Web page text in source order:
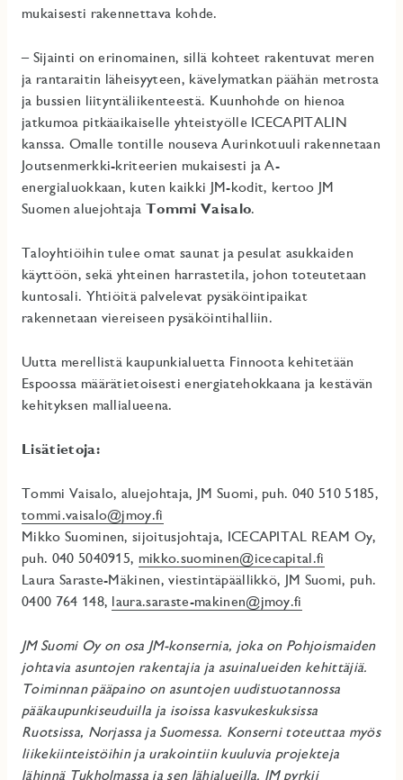
mukaisesti rakennettava kohde.
– Sijainti on erinomainen, sillä kohteet rakentuvat meren
ja rantaraitin läheisyyteen, kävelymatkan päähän metrosta
ja bussien liityntäliikenteestä. Kuunhohde on hienoa
jatkumoa pitkäaikaiselle yhteistyölle ICECAPITALIN
kanssa. Omalle tontille nouseva Aurinkotuuli rakennetaan
Joutsenmerkki-kriteerien mukaisesti ja A-
energialuokkaan, kuten kaikki JM-kodit, kertoo JM
Suomen aluejohtajaTommi Vaisalo.
Taloyhtiöihin tulee omat saunat ja pesulat asukkaiden
käyttöön, sekä yhteinen harrastetila, johon toteutetaan
kuntosali. Yhtiöitä palvelevat pysäköintipaikat
rakennetaan viereiseen pysäköintihalliin.
Uutta merellistä kaupunkialuetta Finnoota kehitetään
Espoossa määrätietoisesti energiatehokkaana ja kestävän
kehityksen mallialueena.
Lisätietoja:
Tommi Vaisalo, aluejohtaja, JM Suomi, puh. 040 510 5185,
tommi.vaisalo@jmoy.fi
Mikko Suominen, sijoitusjohtaja, ICECAPITAL REAM Oy,
puh. 040 5040915, mikko.suominen@icecapital.fi
Laura Saraste-Mäkinen, viestintäpäällikkö, JM Suomi, puh.
0400 764 148, laura.saraste-makinen@jmoy.fi
JM Suomi Oy on osa JM-konsernia, joka on Pohjoismaiden
johtavia asuntojen rakentajia ja asuinalueiden kehittäjiä.
Toiminnan pääpaino on asuntojen uudistuotannossa
pääkaupunkiseuduilla ja isoissa kasvukeskuksissa
Ruotsissa, Norjassa ja Suomessa. Konserni toteuttaa myös
liikekiinteistöihin ja urakointiin kuuluvia projekteja
lähinnä Tukholmassa ja sen lähialueilla. JM pyrkii